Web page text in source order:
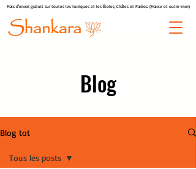
Frais d'envoi gratuit sur toutes les tuniques et les Étoles, Châles et Paréos. (France et outre-mer)
Blog
Blog tot
Tous les posts